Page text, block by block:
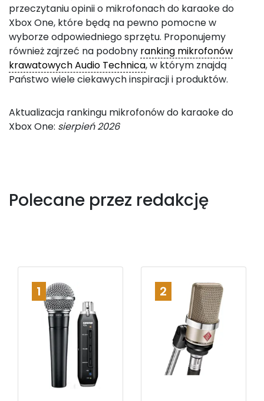
przeczytaniu opinii o mikrofonach do karaoke do
Xbox One, które będą na pewno pomocne w
wyborze odpowiedniego sprzętu. Proponujemy
również zajrzeć na podobny ranking mikrofonów
krawatowych Audio Technica, w którym znajdą
Państwo wiele ciekawych inspiracji i produktów.
Aktualizacja rankingu mikrofonów do karaoke do
Xbox One: sierpień 2026
Polecane przez redakcję
1 2